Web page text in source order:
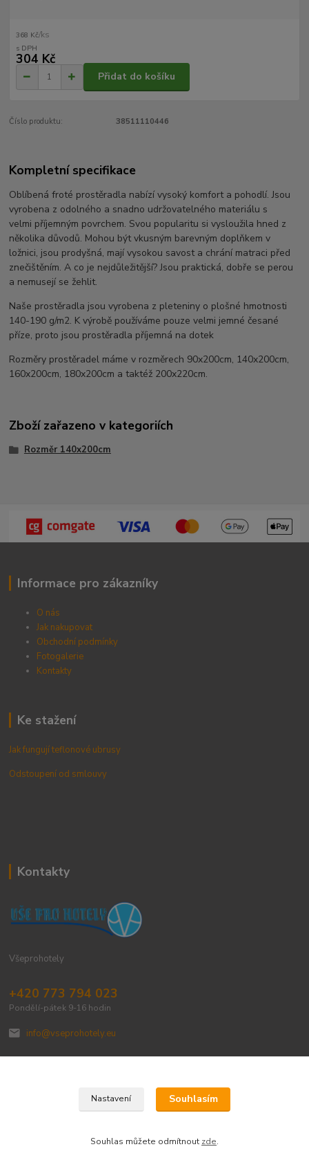
368 Kč/ks
304 Kč
Přidat do košíku
Číslo produktu: 38511110446
Kompletní specifikace
Oblíbená froté prostěradla nabízí vysoký komfort a pohodlí. Jsou
vyrobena z odolného a snadno udržovatelného materiálu s
velmi příjemným povrchem. Svou popularitu si vysloužila hned z
několika důvodů. Mohou být vkusným barevným doplňkem v
ložnici, jsou prodyšná, mají vysokou savost a chrání matraci před
znečištěním. A co je nejdůležitější? Jsou praktická, dobře se perou
a nemusejí se žehlit.
Naše prostěradla jsou vyrobena z pleteniny o plošné hmotnosti
140-190 g/m2. K výrobě používáme pouze velmi jemné česané
příze, proto jsou prostěradla příjemná na dotek
Rozměry prostěradel máme v rozměrech 90x200cm, 140x200cm,
160x200cm, 180x200cm a taktéž 200x220cm.
Zboží zařazeno v kategoriích
Rozměr 140x200cm
Informace pro zákazníky
O nás
Jak nakupovat
Obchodní podmínky
Fotogalerie
Kontakty
Ke stažení
Jak fungují teflonové ubrusy
Odstoupení od smlouvy
Kontakty
Všeprohotely
+420 773 794 023
Pondělí-pátek 9-16 hodin
info@vseprohotely.eu
Upravit sběr cookies.
Nastavení Souhlasím
Souhlas můžete odmítnout zde.